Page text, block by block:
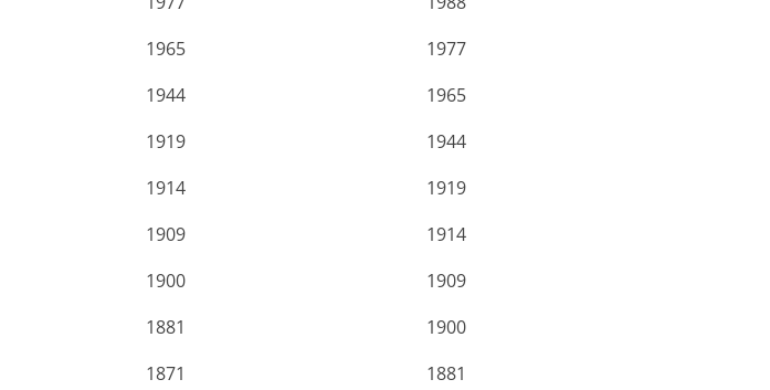
1965
1977
1944
1965
1919
1944
1914
1919
1909
1914
1900
1909
1881
1900
1871
1881